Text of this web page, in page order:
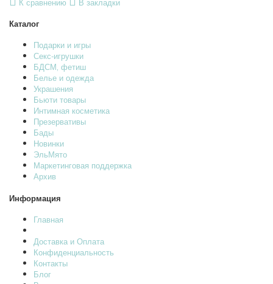
Каталог
Подарки и игры
Секс-игрушки
БДСМ‚ фетиш
Белье и одежда
Украшения
Бьюти товары
Интимная косметика
Презервативы
Бады
Новинки
ЭльМято
Маркетинговая поддержка
Архив
Информация
Главная
Доставка и Оплата
Конфиденциальность
Контакты
Блог